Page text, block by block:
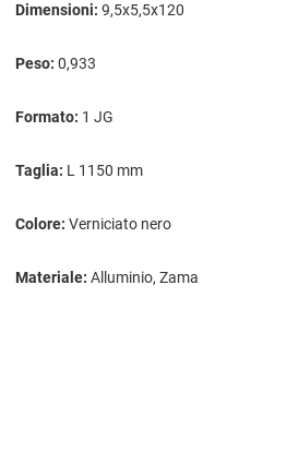
Dimensioni: 9,5x5,5x120
Peso: 0,933
Formato: 1 JG
Taglia: L 1150 mm
Colore: Verniciato nero
Materiale: Alluminio, Zama